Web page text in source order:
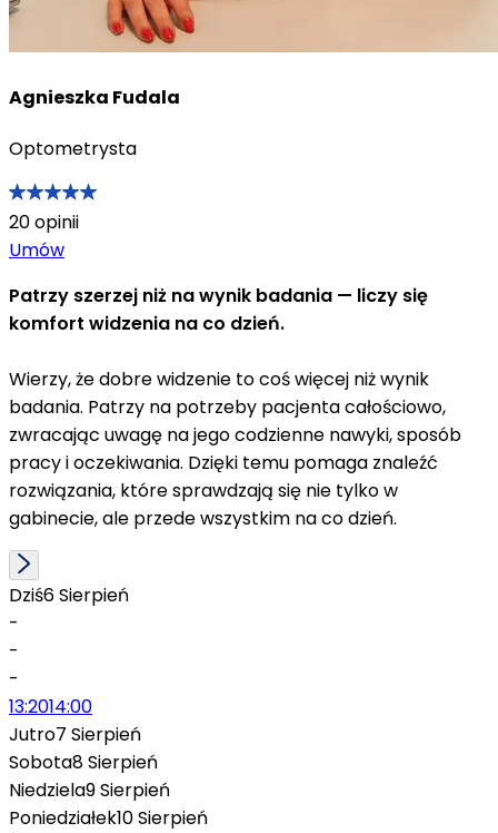
Agnieszka Fudala
Optometrysta
20opinii
Umów
Patrzy szerzej niż na wynik badania — liczy się
komfort widzenia na co dzień.
Wierzy, że dobre widzenie to coś więcej niż wynik
badania. Patrzy na potrzeby pacjenta całościowo,
zwracając uwagę na jego codzienne nawyki, sposób
pracy i oczekiwania. Dzięki temu pomaga znaleźć
rozwiązania, które sprawdzają się nie tylko w
gabinecie, ale przede wszystkim na co dzień.
Dziś6 Sierpień
-
-
-
13:2014:00
Jutro7 Sierpień
Sobota8 Sierpień
Niedziela9 Sierpień
Poniedziałek10 Sierpień